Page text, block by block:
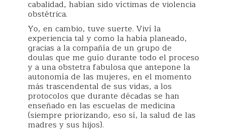
cabalidad, habían sido víctimas de violencia
obstétrica.
Yo, en cambio, tuve suerte. Viví la
experiencia tal y como la había planeado,
gracias a la compañía de un grupo de
doulas que me guío durante todo el proceso
y a una obstetra fabulosa que antepone la
autonomía de las mujeres, en el momento
más trascendental de sus vidas, a los
protocolos que durante décadas se han
enseñado en las escuelas de medicina
(siempre priorizando, eso sí, la salud de las
madres y sus hijos).